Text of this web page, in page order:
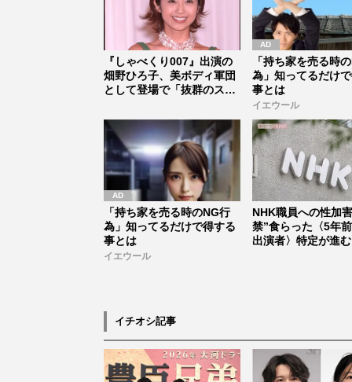
『しゃべくり007』出演の
畑野ひろ子、美ボディ軍団
として登場で「抜群のスタ
「持ち家を売る時
為」知ってるだけ
事とは
イエウール
「持ち家を売る時のNG行
為」知ってるだけで得する
事とは
イエウール
NHK職員への性加
禁”食らった〈5年
出演者〉特定が進
イチオシ記事